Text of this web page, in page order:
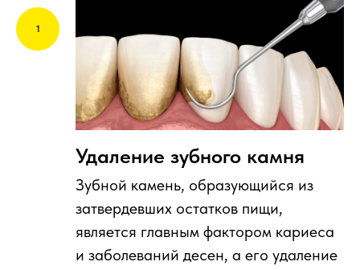
Удаление зубного камня
Зубной камень, образующийся из
затвердевших остатков пищи,
является главным фактором кариеса
и заболеваний десен, а его удаление